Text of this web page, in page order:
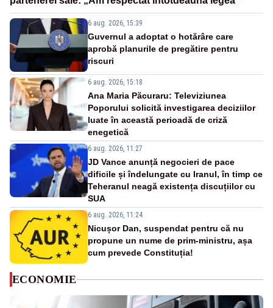
6 aug. 2026, 15:39
Guvernul a adoptat o hotărâre care
aprobă planurile de pregătire pentru
riscuri
6 aug. 2026, 15:18
Ana Maria Păcuraru: Televiziunea
Poporului solicită investigarea deciziilor
luate în această perioadă de criză
enegetică
6 aug. 2026, 11:27
JD Vance anunță negocieri de pace
dificile și îndelungate cu Iranul, în timp ce
Teheranul neagă existența discuțiilor cu
SUA
6 aug. 2026, 11:24
Nicușor Dan, suspendat pentru că nu
propune un nume de prim-ministru, așa
cum prevede Constituția!
ECONOMIE